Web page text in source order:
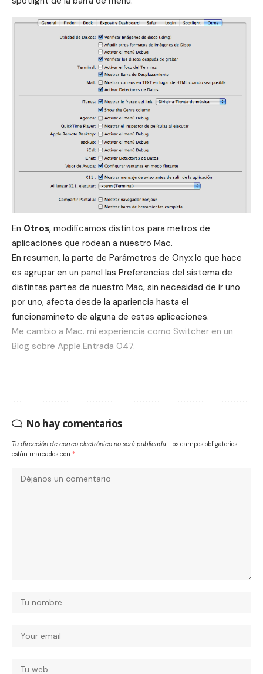
En Otros, modificamos distintos para metros de
aplicaciones que rodean a nuestro Mac.
En resumen, la parte de Parámetros de Onyx lo que hace
es agrupar en un panel las Preferencias del sistema de
distintas partes de nuestro Mac, sin necesidad de ir uno
por uno, afecta desde la apariencia hasta el
funcionamineto de alguna de estas aplicaciones.
Me cambio a Mac. mi experiencia como Switcher en un
Blog sobre Apple.Entrada 047.
No hay comentarios
Tu dirección de correo electrónico no será publicada. Los campos obligatorios
están marcados con *